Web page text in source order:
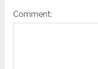
Comment: